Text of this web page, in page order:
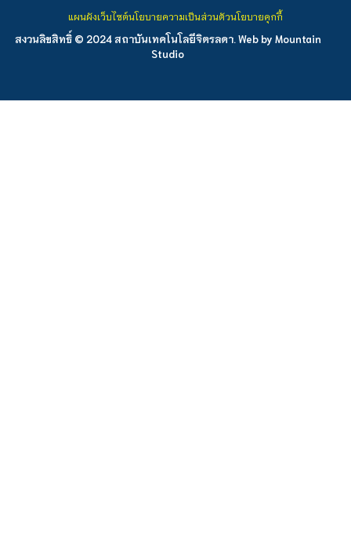
สงวนลิขสิทธิ์ © 2024 สถาบันเทคโนโลยีจิตรลดา. Web by Mountain
Studio
แผนผังเว็บไซต์นโยบายความเป็นส่วนตัวนโยบายคุกกี้